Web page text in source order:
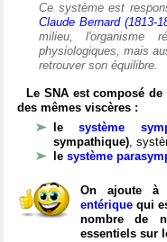
Ce système est
Claude Bernard (1813-
milieu, l'organisme
physiologiques, mais
retrouver son équilibre.
Le SNA est composé
des mêmes viscères :
lesystème
sympathique),
le système
On ajoute à
entérique qui
nombre de
essentiels sur